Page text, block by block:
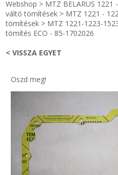
HŰTŐMÁGNES KERET - FÓLIA
IPARI KARIMA TÖMÍTÉS
TÖMÍTŐ TÁBLA - SZIGETELŐ LEMEZ
Webshop > MTZ BELARUS
váltó tömítések > MTZ 1221 -
tömítések > MTZ 1221-1223-
tömítés ECO - 85-1702026
< VISSZA EGYET
Oszd meg!